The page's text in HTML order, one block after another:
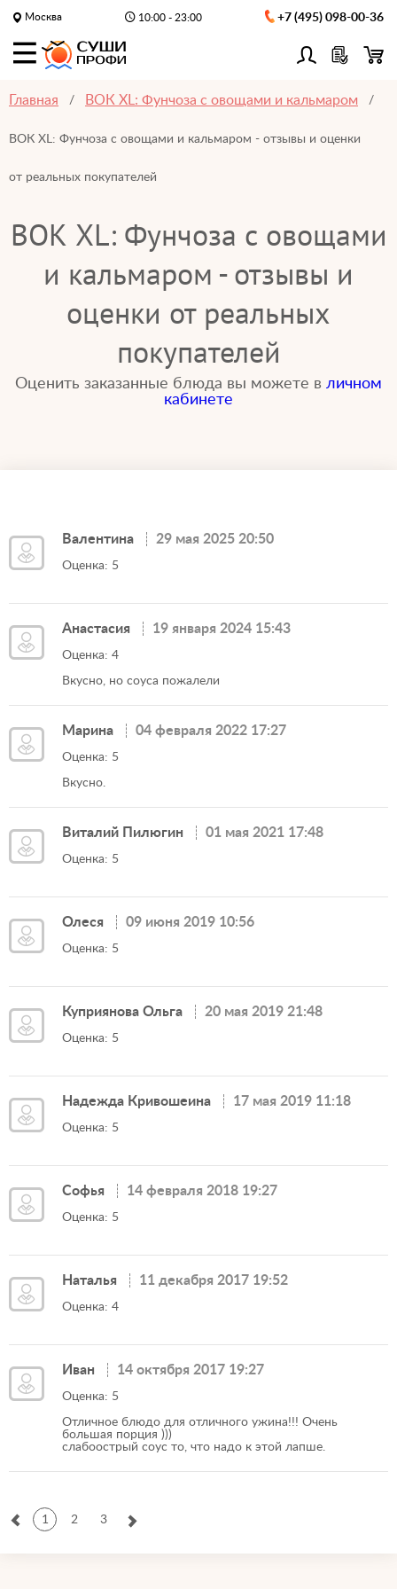
Москва 10:00 - 23:00 +7 (495) 098-00-36
Главная ВОК XL: Фунчоза с овощами и кальмаром
ВОК XL: Фунчоза с овощами и кальмаром - отзывы и оценки
от реальных покупателей
ВОК XL: Фунчоза с овощами
и кальмаром - отзывы и
оценки от реальных
покупателей
Оценить заказанные блюда вы можете в личном
кабинете
Валентина 29 мая 2025 20:50
Оценка: 5
Анастасия 19 января 2024 15:43
Оценка: 4
Вкусно, но соуса пожалели
Марина 04 февраля 2022 17:27
Оценка: 5
Вкусно.
Виталий Пилюгин 01 мая 2021 17:48
Оценка: 5
Олеся 09 июня 2019 10:56
Оценка: 5
Куприянова Ольга 20 мая 2019 21:48
Оценка: 5
Надежда Кривошеина 17 мая 2019 11:18
Оценка: 5
Софья 14 февраля 2018 19:27
Оценка: 5
Наталья 11 декабря 2017 19:52
Оценка: 4
Иван 14 октября 2017 19:27
Оценка: 5
Отличное блюдо для отличного ужина!!! Очень
большая порция )))
слабоострый соус то, что надо к этой лапше.
1 2 3